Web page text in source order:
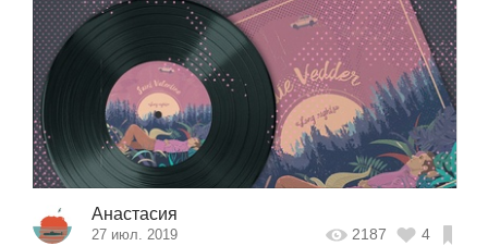
Анастасия
27 июл. 2019 2187 4